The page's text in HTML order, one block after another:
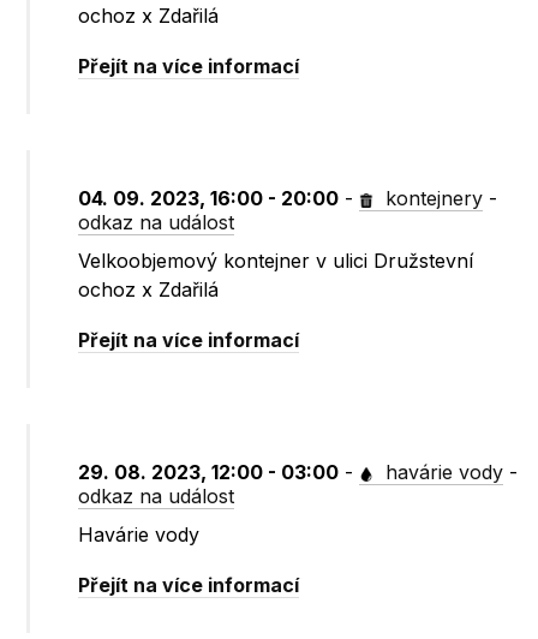
ochoz x Zdařilá
Přejít na více informací
04. 09. 2023, 16:00 - 20:00 - kontejnery -
odkaz na událost
Velkoobjemový kontejner v ulici Družstevní
ochoz x Zdařilá
Přejít na více informací
29. 08. 2023, 12:00 - 03:00 - havárie vody -
odkaz na událost
Havárie vody
Přejít na více informací